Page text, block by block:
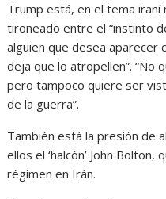
Trump está, en el tema iraní
tironeado entre el “instinto
alguien que desea aparecer
deja que lo atropellen”. “No
pero tampoco quiere ser
de la guerra”.
También está la presión de
ellos el ‘halcón’ John
régimen en Irán.